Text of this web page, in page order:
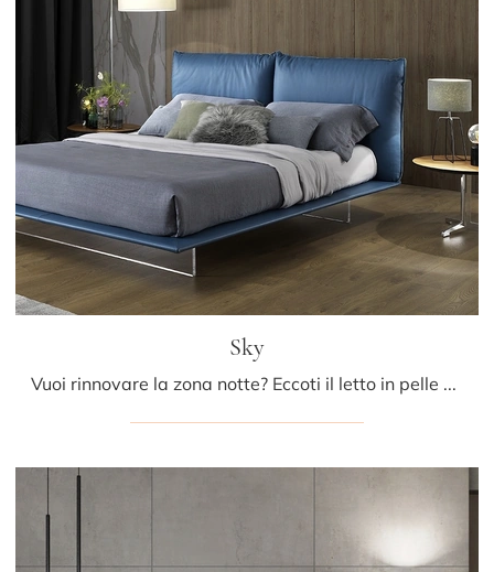
Sky
Vuoi rinnovare la zona notte? Eccoti il letto in pelle Sky di Albani per spazi design.